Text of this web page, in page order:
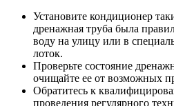
Установите кондиционер
дренажная труба была
воду на улицу или в
лоток.
Проверьте состояние
очищайте ее от возможных
Обратитесь к
проведения регулярного